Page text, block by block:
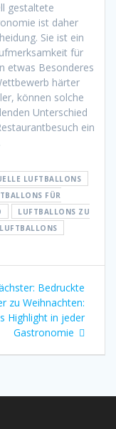
gestaltete
ist daher
Sie ist ein
für
etwas Besonderes
härter
können solche
Unterschied
ein
LUFTBALLONS
FÜR
LUFTBALLONS ZU
Nächster
Beitrag:
Bedruckte
zu Weihnachten:
Highlight in jeder
Gastronomie